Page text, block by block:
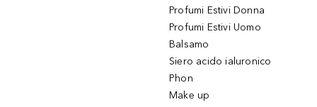
Profumi Estivi Donna
Profumi Estivi Uomo
Balsamo
Siero acido ialuronico
Phon
Make up